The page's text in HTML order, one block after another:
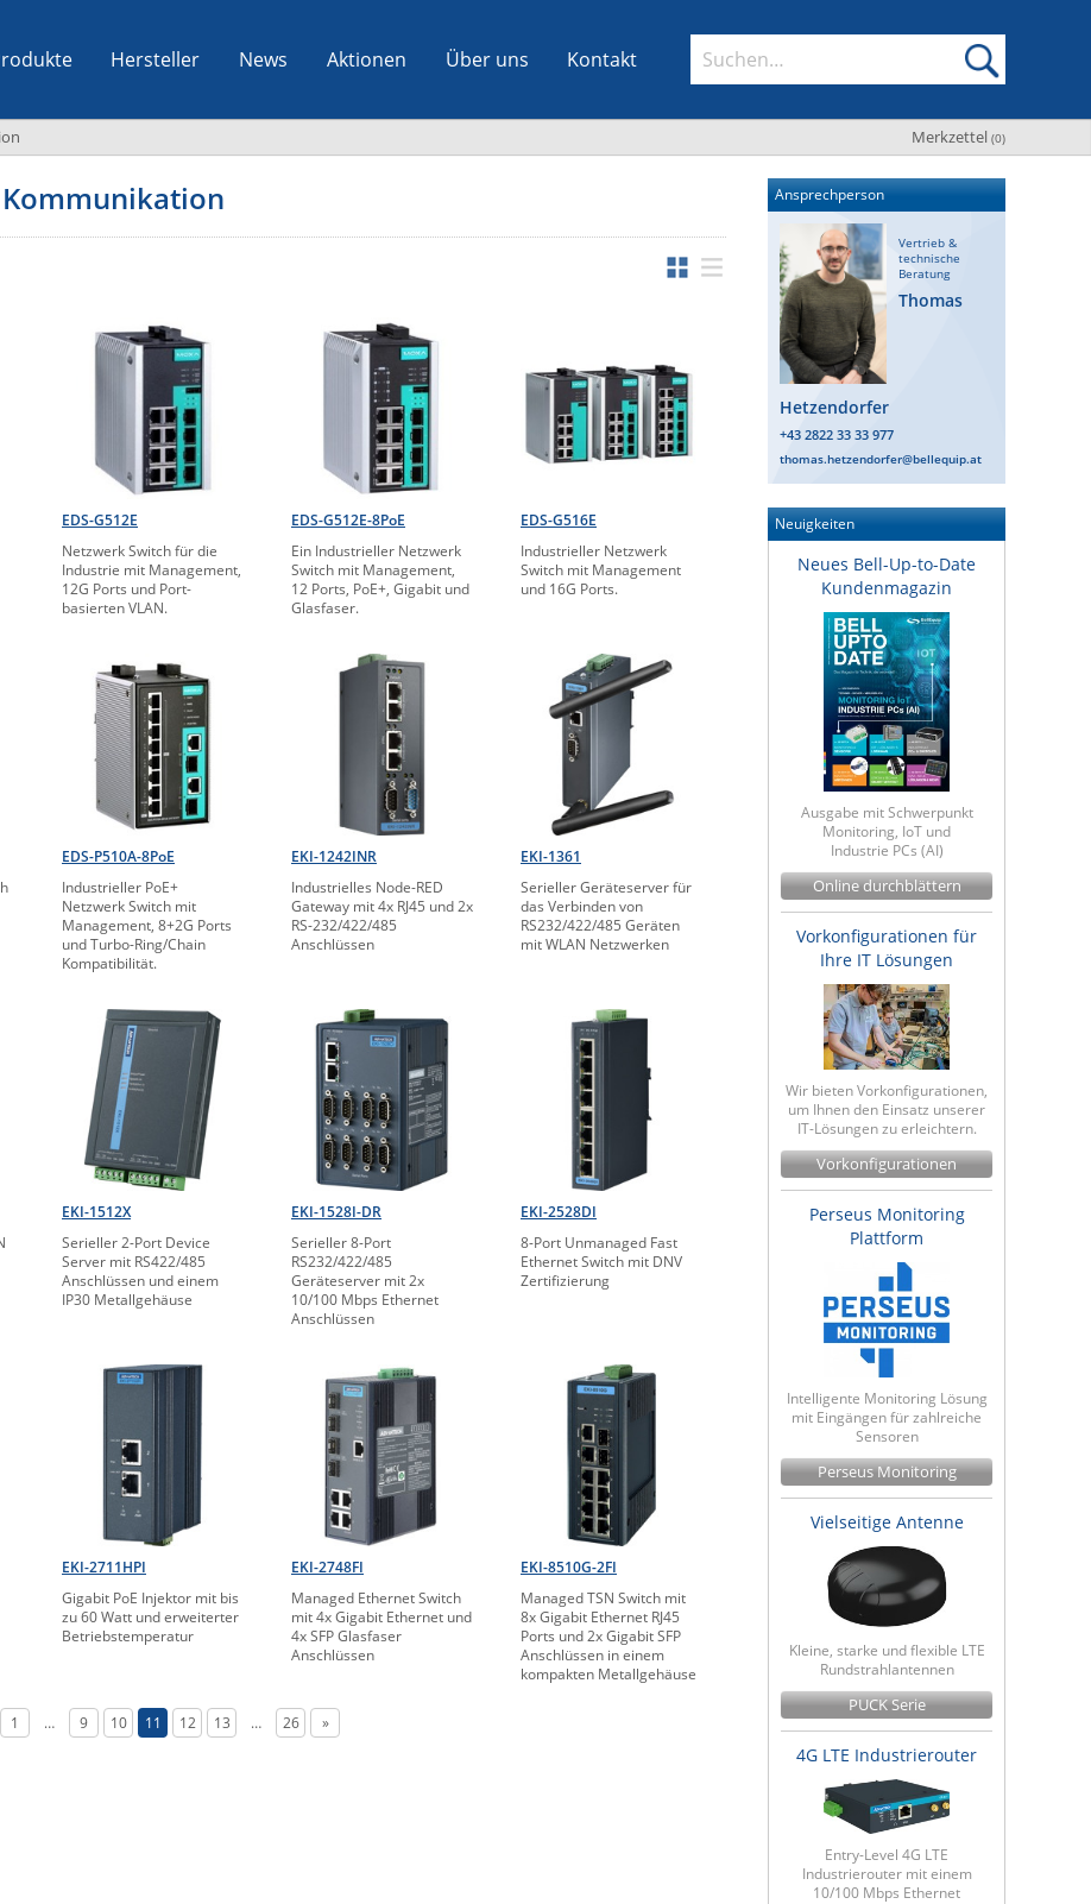
Hersteller News Aktionen Über uns Kontakt
Merkzettel (0)
EDS-G512E
Netzwerk Switch für die
Industrie mit Management,
12G Ports und Port-
basierten VLAN.
EDS-G512E-8PoE
Ein Industrieller Netzwerk
Switch mit Management,
12 Ports, PoE+, Gigabit und
Glasfaser.
EDS-G516E
Industrieller Netzwerk
Switch mit Management
und 16G Ports.
EDS-P510A-8PoE
Industrieller PoE+
Netzwerk Switch mit
Management, 8+2G Ports
und Turbo-Ring/Chain
Kompatibilität.
EKI-1242INR
Industrielles Node-RED
Gateway mit 4x RJ45 und 2x
RS-232/422/485
Anschlüssen
EKI-1361
Serieller Geräteserver für
das Verbinden von
RS232/422/485 Geräten
mit WLAN Netzwerken
EKI-1512X
Serieller 2-Port Device
Server mit RS422/485
Anschlüssen und einem
IP30 Metallgehäuse
EKI-1528I-DR
Serieller 8-Port
RS232/422/485
Geräteserver mit 2x
10/100 Mbps Ethernet
Anschlüssen
EKI-2528DI
8-Port Unmanaged Fast
Ethernet Switch mit DNV
Zertifizierung
EKI-2711HPI
Gigabit PoE Injektor mit bis
zu 60 Watt und erweiterter
Betriebstemperatur
EKI-2748FI
Managed Ethernet Switch
mit 4x Gigabit Ethernet und
4x SFP Glasfaser
Anschlüssen
EKI-8510G-2FI
Managed TSN Switch mit
8x Gigabit Ethernet RJ45
Ports und 2x Gigabit SFP
Anschlüssen in einem
kompakten Metallgehäuse
1 … 9 10 11 12 13 … 26 »
Ansprechperson
Vertrieb &
technische
Beratung
Thomas
Hetzendorfer
+43 2822 33 33 977
thomas.hetzendorfer@bellequip.at
Neuigkeiten
Neues Bell-Up-to-Date
Kundenmagazin
Ausgabe mit Schwerpunkt
Monitoring, IoT und
Industrie PCs (AI)
Online durchblättern
Vorkonfigurationen für
Ihre IT Lösungen
Wir bieten Vorkonfigurationen,
um Ihnen den Einsatz unserer
IT-Lösungen zu erleichtern.
Vorkonfigurationen
Perseus Monitoring
Plattform
Intelligente Monitoring Lösung
mit Eingängen für zahlreiche
Sensoren
Perseus Monitoring
Vielseitige Antenne
Kleine, starke und flexible LTE
Rundstrahlantennen
PUCK Serie
4G LTE Industrierouter
Entry-Level 4G LTE
Industrierouter mit einem
10/100 Mbps Ethernet